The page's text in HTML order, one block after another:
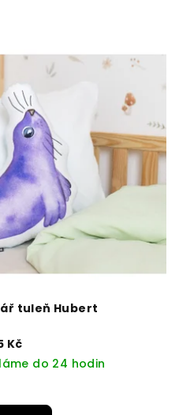
tuleň Hubert
Kč
do 24 hodin